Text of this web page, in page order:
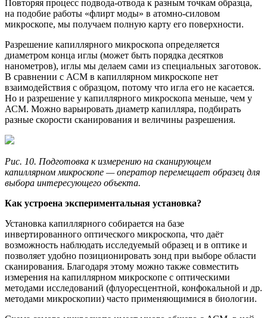
Повторяя процесс подвода-отвода к разным точкам образца,
на подобие работы «флирт моды» в атомно-силовом
микроскопе, мы получаем полную карту его поверхности.
Разрешение капиллярного микроскопа определяется
диаметром конца иглы (может быть порядка десятков
нанометров), иглы мы делаем сами из специальных заготовок.
В сравнении с АСМ в капиллярном микроскопе нет
взаимодействия с образцом, потому что игла его не касается.
Но и разрешение у капиллярного микроскопа меньше, чем у
АСМ. Можно варьировать диаметр капилляра, подбирать
разные скорости сканирования и величины разрешения.
Рис. 10. Подготовка к измерению на сканирующем
капиллярном микроскопе — оператор перемещает образец для
выбора интересующего объекта.
Как устроена экспериментальная установка?
Установка капиллярного собирается на базе
инвертированного оптического микроскопа, что даёт
возможность наблюдать исследуемый образец и в оптике и
позволяет удобно позиционировать зонд при выборе области
сканирования. Благодаря этому можно также совместить
измерения на капиллярном микроскопе с оптическими
методами исследований (флуоресцентной, конфокальной и др.
методами микроскопии) часто применяющимися в биологии.